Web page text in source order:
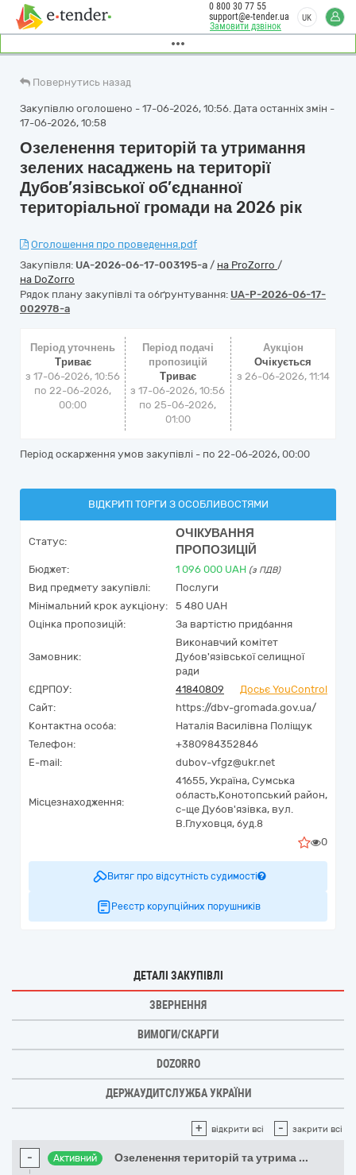
Замовити дзвінок
0 800 30 77 55
support@e-tender.ua
UK
Повернутись назад
Закупівлю оголошено - 17-06-2026, 10:56. Дата останніх змін -
17-06-2026, 10:58
Озеленення територій та утримання
зелених насаджень на території
Дубов’язівської об’єднанної
територіальної громади на 2026 рік
Оголошення про проведення.pdf
Закупівля: UA-2026-06-17-003195-a / на ProZorro /
на DoZorro
Рядок плану закупівлі та обґрунтування: UA-P-2026-06-17-
002978-a
Період уточнень
Триває
з 17-06-2026, 10:56
по 22-06-2026,
00:00
Період подачі
пропозицій
Триває
з 17-06-2026, 10:56
по 25-06-2026,
01:00
Аукціон
Очікується
з 26-06-2026, 11:14
Період оскарження умов закупівлі - по 22-06-2026, 00:00
ВІДКРИТІ ТОРГИ З ОСОБЛИВОСТЯМИ
Статус:
ОЧІКУВАННЯ
ПРОПОЗИЦІЙ
Бюджет: 1 096 000 UAH (з ПДВ)
Вид предмету закупівлі:
Послуги
Мінімальний крок аукціону:
5 480 UAH
Оцінка пропозицій:
За вартістю придбання
Замовник:
Виконавчий комітет
Дубов'язівської селищної
ради
ЄДРПОУ:
41840809
Досьє YouControl
Сайт:
https://dbv-gromada.gov.ua/
Контактна особа:
Наталія Василівна Поліщук
Телефон:
+380984352846
E-mail:
dubov-vfgz@ukr.net
Місцезнаходження:
41655, Україна, Сумська
область,Конотопський район,
с-ще Дубов'язівка, вул.
В.Глуховця, буд.8
0
Витяг про відсутність судимості
Реєстр корупційних порушників
ДЕТАЛІ ЗАКУПІВЛІ
ЗВЕРНЕННЯ
ВИМОГИ/СКАРГИ
DOZORRO
ДЕРЖАУДИТСЛУЖБА УКРАЇНИ
+ відкрити всі - закрити всі
- Активний Озеленення територій та утрима ...